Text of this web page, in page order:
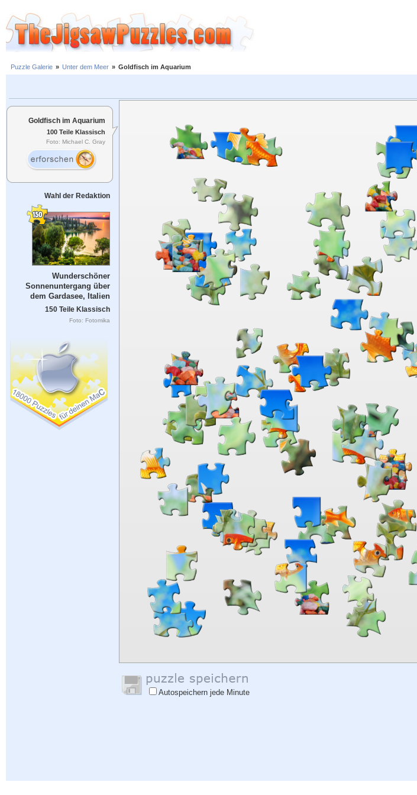
Puzzle Galerie » Unter dem Meer » Goldfisch im Aquarium
Goldfisch im Aquarium
100 Teile Klassisch
Foto: Michael C. Gray
Wahl der Redaktion
Wunderschöner
Sonnenuntergang über
dem Gardasee, Italien
150 Teile Klassisch
Foto: Fotomika
Autospeichern jede Minute